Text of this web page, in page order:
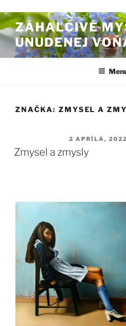
ZÁHAĽČIVÉ
UNUDENEJ
ZNAČKA: ZMYSEL A
2 APRÍLA, 2022
Zmysel a zmysly